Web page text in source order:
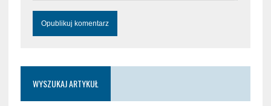
WYSZUKAJ ARTYKUŁ